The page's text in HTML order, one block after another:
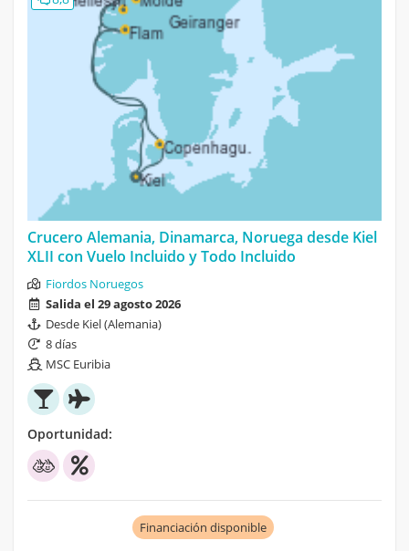
Crucero Alemania, Dinamarca, Noruega desde Kiel
XLII con Vuelo Incluido y Todo Incluido
Fiordos Noruegos
Salida el 29 agosto 2026
Desde Kiel (Alemania)
8 días
MSC Euribia
Oportunidad:
Financiación disponible